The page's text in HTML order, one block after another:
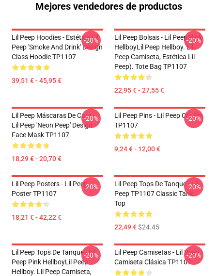
Mejores vendedores de productos
Lil Peep Hoodies - Estética Lil
Peep 'Smoke And Drink' Design
Class Hoodie TP1107
39,51 € - 45,95 €
-20%
Lil Peep Bolsas - Lil Peep Pink
HellboyLil Peep Hellboy. Lil
Peep Camiseta, Estética Lil
Peep). Tote Bag TP1107
22,95 € - 27,55 €
-20%
Lil Peep Máscaras De Cara -
Lil Peep 'Neon Peep' Design
Face Mask TP1107
18,29 € - 20,70 €
-20%
Lil Peep Pins - Lil Peep Cry Pin
TP1107
9,24 € - 12,00 €
-20%
Lil Peep Posters - Lil Peep
Poster TP1107
18,21 € - 42,22 €
-20%
Lil Peep Tops De Tanque - Lil
Peep TP1107 Classic Tank
Top
22,49 €$24.45
-20%
Lil Peep Tops De Tanque - Lil
Peep Pink HellboyLil Peep
Hellboy. Lil Peep Camiseta,
-20%
Lil Peep Camisetas - Lil Peep
Camiseta Clásica TP1107
-20%